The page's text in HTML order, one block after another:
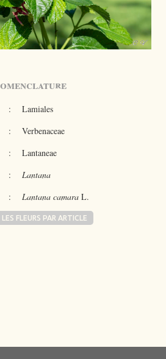
: Lamiales
: Verbenaceae
: Lantaneae
: Lantana
: Lantana camaraL.
LES FLEURS PAR ARTICLE